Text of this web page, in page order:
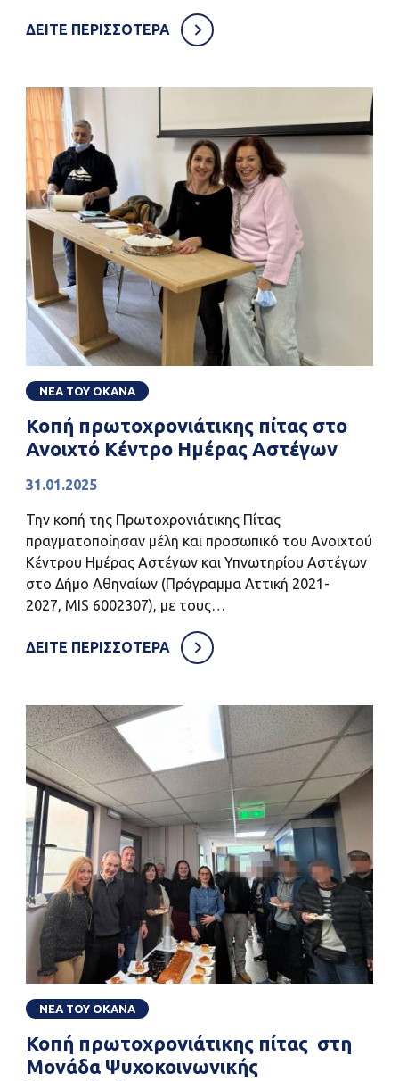
ΔΕΙΤΕ ΠΕΡΙΣΣΟΤΕΡΑ
ΝΕΑ ΤΟΥ ΟΚΑΝΑ
Κοπή πρωτοχρονιάτικης πίτας στο
Ανοιχτό Κέντρο Ημέρας Αστέγων
31.01.2025
Την κοπή της Πρωτοχρονιάτικης Πίτας
πραγματοποίησαν μέλη και προσωπικό του Ανοιχτού
Κέντρου Ημέρας Αστέγων και Υπνωτηρίου Αστέγων
στο Δήμο Αθηναίων (Πρόγραμμα Αττική 2021-
2027, MIS 6002307), με τους…
ΔΕΙΤΕ ΠΕΡΙΣΣΟΤΕΡΑ
ΝΕΑ ΤΟΥ ΟΚΑΝΑ
Κοπή πρωτοχρονιάτικης πίτας στη
Μονάδα Ψυχοκοινωνικής